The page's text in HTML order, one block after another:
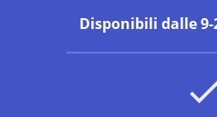
Disponibili dalle 9-